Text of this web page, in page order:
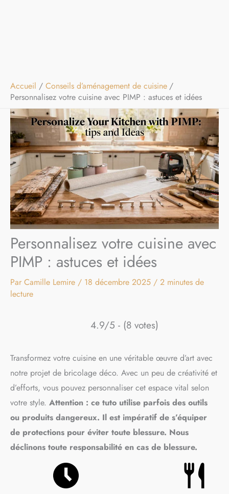
Accueil
Conseils d’aménagement de cuisine
Personnalisez votre cuisine avec PIMP : astuces et idées
Personnalisez votre cuisine avec
PIMP : astuces et idées
Par Camille Lemire / 18 décembre 2025 / 2 minutes de
lecture
4.9/5 - (8 votes)
Transformez votre cuisine en une véritable œuvre d’art avec
notre projet de bricolage déco. Avec un peu de créativité et
d’efforts, vous pouvez personnaliser cet espace vital selon
votre style. Attention : ce tuto utilise parfois des outils
ou produits dangereux. Il est impératif de s’équiper
de protections pour éviter toute blessure. Nous
déclinons toute responsabilité en cas de blessure.